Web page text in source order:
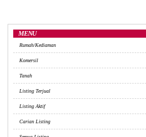
MENU
Rumah/Kediaman
Komersil
Tanah
Listing Terjual
Listing Aktif
Carian Listing